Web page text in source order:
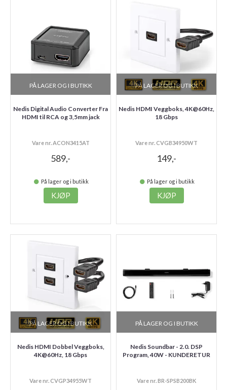
PÅ LAGER OG I BUTIKK
Nedis Digital Audio Converter Fra
HDMI til RCA og 3,5mm jack
Vare nr. ACON3415AT
589,-
På lager og i butikk
KJØP
PÅ LAGER OG I BUTIKK
Nedis HDMI Veggboks, 4K@60Hz,
18 Gbps
Vare nr. CVGB34950WT
149,-
På lager og i butikk
KJØP
PÅ LAGER OG I BUTIKK
Nedis HDMI Dobbel Veggboks,
4K@60Hz, 18 Gbps
Vare nr. CVGP34955WT
PÅ LAGER OG I BUTIKK
Nedis Soundbar - 2.0. DSP
Program, 40W - KUNDERETUR
Vare nr. BR-SPSB200BK